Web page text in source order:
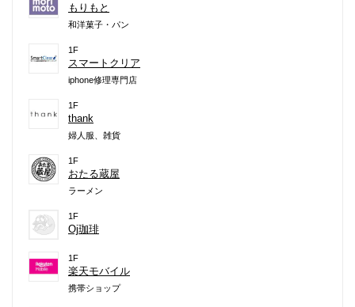
もりもと
和洋菓子・パン
1F
スマートクリア
iphone修理専門店
1F
thank
婦人服、雑貨
1F
おたる蔵屋
ラーメン
1F
Oj珈琲
1F
楽天モバイル
携帯ショップ